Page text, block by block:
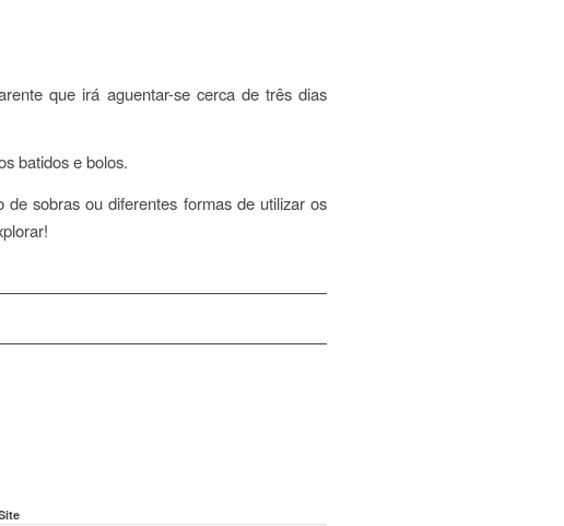
que irá aguentar-se cerca de três dias
batidos e bolos.
sobras ou diferentes formas de utilizar os